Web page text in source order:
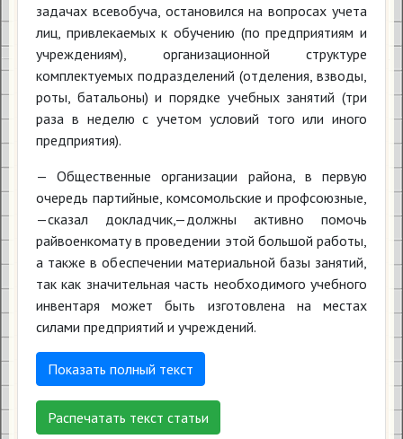
задачах всевобуча, остановился на вопросах учета
лиц, привлекаемых к обучению (по предприятиям и
учреждениям), организационной структуре
комплектуемых подразделений (отделения, взводы,
роты, батальоны) и порядке учебных занятий (три
раза в неделю с учетом условий того или иного
предприятия).
— Общественные организации района, в первую
очередь партийные, комсомольские и профсоюзные,
—сказал докладчик,—должны активно помочь
райвоенкомату в проведении этой большой работы,
а также в обеспечении материальной базы занятий,
так как значительная часть необходимого учебного
инвентаря может быть изготовлена на местах
силами предприятий и учреждений.
Показать полный текст
Распечатать текст статьи